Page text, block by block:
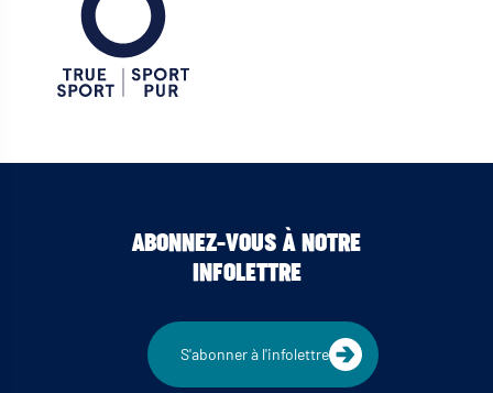
ABONNEZ-VOUS À NOTRE
INFOLETTRE
S'abonner à l'infolettre